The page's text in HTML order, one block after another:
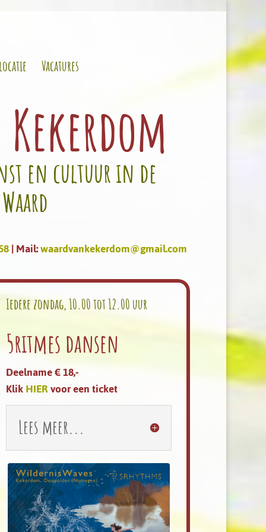
Vacatures
en cultuur in de
| Mail:waardvankekerdom@gmail.com
Iedere zondag, 10.00 tot 12.00 uur
5ritmes dansen
Deelname € 18,-
KlikHIERvoor een ticket
Lees meer...